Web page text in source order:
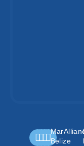
Belize